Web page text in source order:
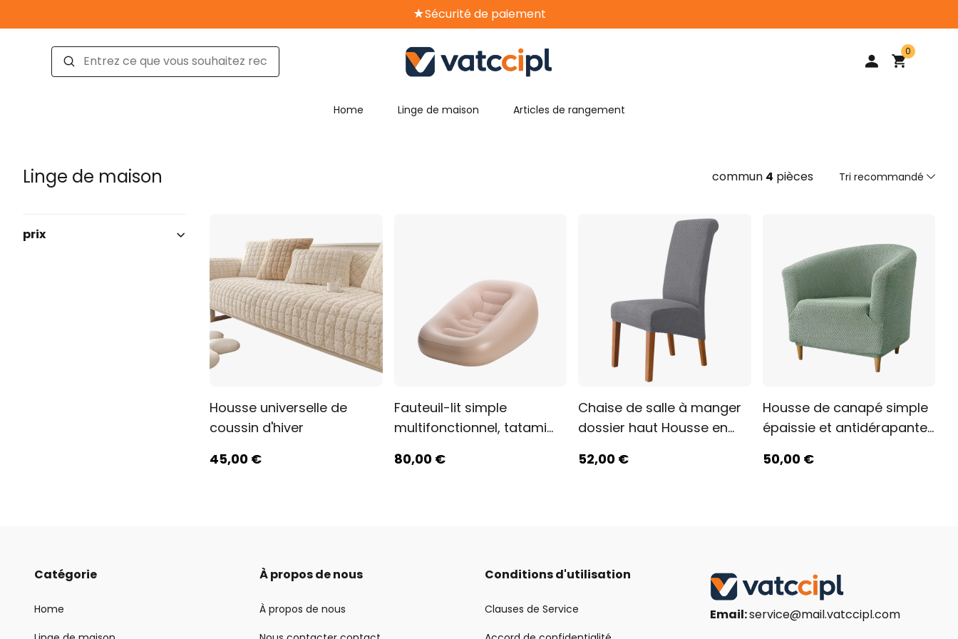
★Sécurité de paiement
★Livraison gratuite
0
Home Linge de maison Articles de rangement
Linge de maison commun 4 pièces Tri recommandé
Tri recommandé
Trier par prix du plus bas au plus élevé
Trier par prix du plus haut au plus bas
Du nouveau à l'ancien
De l'ancien au nouveau
prix
Housse universelle de
coussin d'hiver
45,00 €
Fauteuil-lit simple
multifonctionnel, tatami
80,00€
Chaise de salle à manger
dossier haut Housse en
52,00 €
Housse de canapé simple
épaissie et antidérapante
50,00€
Catégorie
Home
À propos de nous
À propos de nous
Conditions d'utilisation
Clauses de Service
Email:service@mail.vatccipl.com